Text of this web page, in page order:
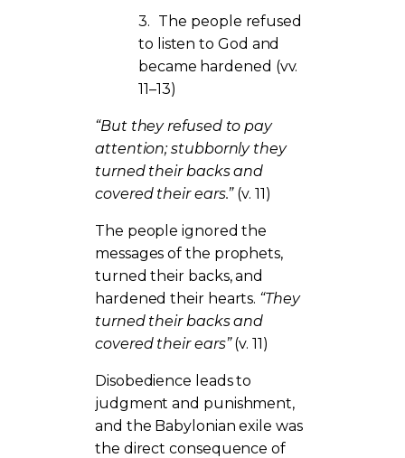
3. The people refused
to listen to God and
became hardened (vv.
11–13)
“But they refused to pay
attention; stubbornly they
turned their backs and
covered their ears.”(v. 11)
The people ignored the
messages of the prophets,
turned their backs, and
hardened their hearts. “They
turned their backs and
covered their ears”(v. 11)
Disobedience leads to
judgment and punishment,
and the Babylonian exile was
the direct consequence of